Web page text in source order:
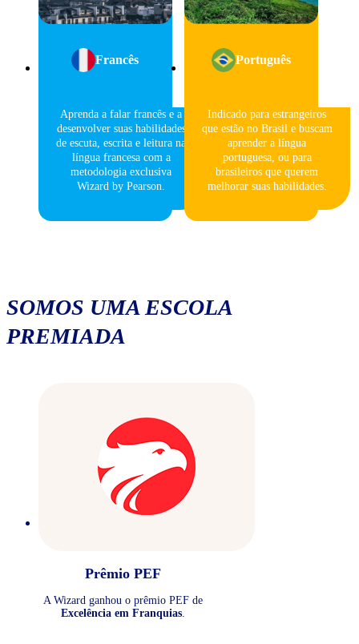
Francês
Aprenda a falar francês e a
desenvolver suas habilidades
de escuta, escrita e leitura na
língua francesa com a
metodologia exclusiva
Wizard by Pearson.
Português
Indicado para estrangeiros
que estão no Brasil e buscam
aprender a língua
portuguesa, ou para
brasileiros que querem
melhorar suas habilidades.
SOMOS UMA ESCOLA
PREMIADA
Prêmio PEF
A Wizard ganhou o prêmio PEF de
Excelência em Franquias.